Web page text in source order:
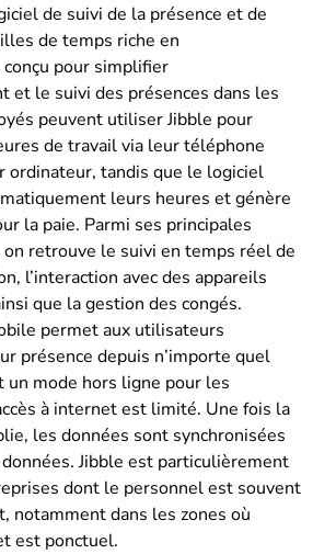
de suivi de la présence et de
de temps riche en
pour simplifier
et le suivi des présences dans les
peuvent utiliser Jibble pour
de travail via leur téléphone
ordinateur, tandis que le logiciel
leurs heures et génère
la paie. Parmi ses principales
retrouve le suivi en temps réel de
l’interaction avec des appareils
que la gestion des congés.
permet aux utilisateurs
présence depuis n’importe quel
mode hors ligne pour les
à internet est limité. Une fois la
les données sont synchronisées
Jibble est particulièrement
dont le personnel est souvent
notamment dans les zones où
est ponctuel.